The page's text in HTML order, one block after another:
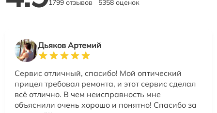
1799 отзывов 5358 оценок
Дьяков Артемий
Сервис отличный, спасибо! Мой оптический
прицел требовал ремонта, и этот сервис сделал
всё отлично. В чем неисправность мне
объяснили очень хорошо и понятно! Спасибо за